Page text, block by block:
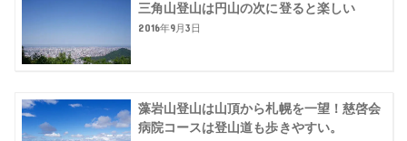
三角山登山は円山の次に登ると楽しい
2016年9月3日
藻岩山登山は山頂から札幌を一望！慈啓会
病院コースは登山道も歩きやすい。